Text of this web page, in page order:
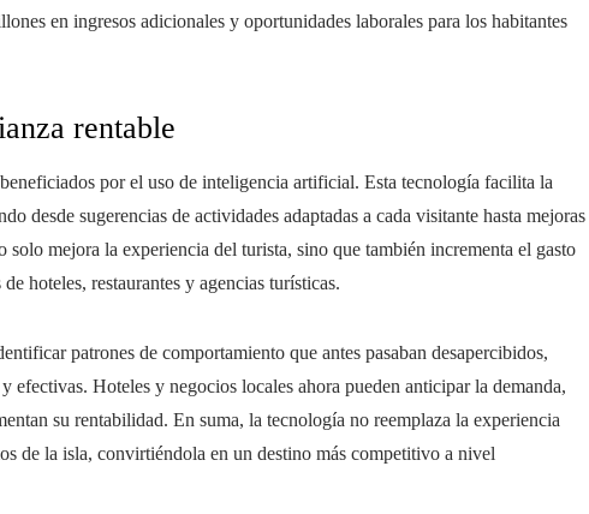
en ingresos adicionales y oportunidades laborales para los habitantes
rentable
por el uso de inteligencia artificial. Esta tecnología facilita la
desde sugerencias de actividades adaptadas a cada visitante hasta mejoras
solo mejora la experiencia del turista, sino que también incrementa el gasto
hoteles, restaurantes y agencias turísticas.
patrones de comportamiento que antes pasaban desapercibidos,
efectivas. Hoteles y negocios locales ahora pueden anticipar la demanda,
su rentabilidad. En suma, la tecnología no reemplaza la experiencia
de la isla, convirtiéndola en un destino más competitivo a nivel